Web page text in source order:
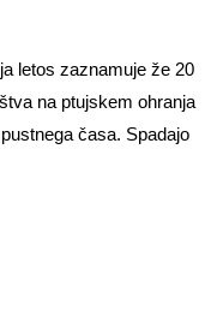
letos zaznamuje že 20
na ptujskem ohranja
časa. Spadajo